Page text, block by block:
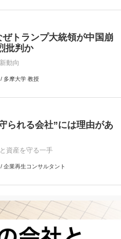
トランプ大統領が中国崩
批判か
動向
摩大学 教授
れる会社”には理由があ
資産を守る一手
業再生コンサルタント